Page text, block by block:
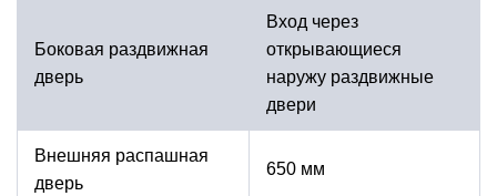
Боковая раздвижная
дверь
Вход через
открывающиеся
наружу раздвижные
двери
Внешняя распашная
дверь
650 мм